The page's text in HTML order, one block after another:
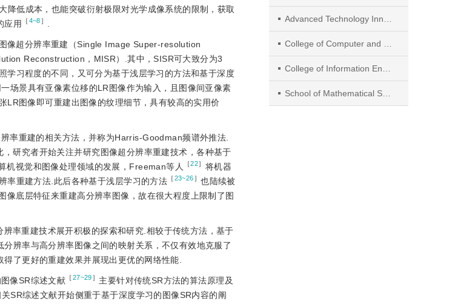
低成本，也能突破衍射极限对光学成像系统的限制，获取
应用
［4~8］
像超分辨率重建（Single Image Super-resolution
Reconstruction，MISR）.其中，SISR可大致分为3
学习程度的不同，又可分为基于浅层学习的方法和基于深度
场景具有亚像素位移的LR图像作为输入，且图像间亚像素
LR图像即可重建出图像的纹理细节，具有较高的实用价
率重建的相关方法，并称为Harris-Goodman频谱外推法.
研究者开始关注并研究图像超分辨率重建技术，各种基于
机视觉和图像处理领域的发展，Freeman等人 ［22］ 将机器
率重建方法.此后各种基于浅层学习的方法 ［23~26］ 也陆续被
底层特征来重建高分辨率图像，故在很大程度上限制了图
率重建技术展开积极的探索和研究.相较于传统方法，基于
辨率与高分辨率图像之间的映射关系，不仅有效地克服了
了更好的重建效果并展现出更优的网络性能.
像SR综述文献 ［27~29］ 主要针对传统SR方法的算法原理及
SR综述文献开始侧重于基于深度学习的图像SR内容的阐
Advanced Technology Innovation Institute， Fuzhou University
College of Computer and Data Science， Fuzhou University
College of Information Engineering, Capital Normal University
School of Mathematical Science, Capital Normal University